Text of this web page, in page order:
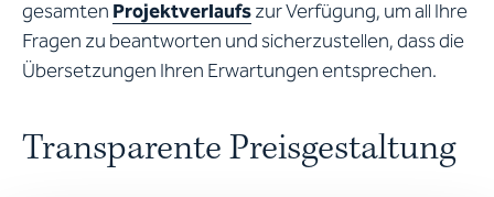
gesamten Projektverlaufszur Verfügung, um all Ihre
Fragen zu beantworten und sicherzustellen, dass die
Übersetzungen Ihren Erwartungen entsprechen.
Transparente Preisgestaltung